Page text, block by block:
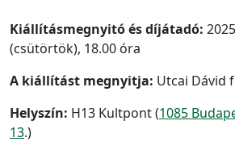
Kiállításmegnyitó és díjátadó:
(csütörtök), 18.00 óra
A kiállítást megnyitja: Utcai Dávid
Helyszín: H13 Kultpont (1085
13.)